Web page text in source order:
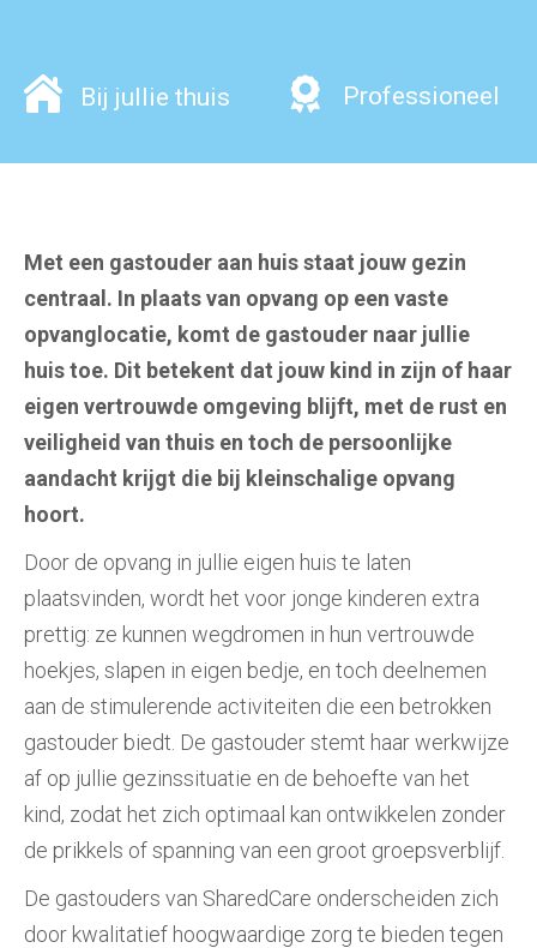
Bij jullie thuis Professioneel
Met een gastouder aan huis staat jouw gezin
centraal. In plaats van opvang op een vaste
opvanglocatie, komt de gastouder naar jullie
huis toe. Dit betekent dat jouw kind in zijn of haar
eigen vertrouwde omgeving blijft, met de rust en
veiligheid van thuis en toch de persoonlijke
aandacht krijgt die bij kleinschalige opvang
hoort.
Door de opvang in jullie eigen huis te laten
plaatsvinden, wordt het voor jonge kinderen extra
prettig: ze kunnen wegdromen in hun vertrouwde
hoekjes, slapen in eigen bedje, en toch deelnemen
aan de stimulerende activiteiten die een betrokken
gastouder biedt. De gastouder stemt haar werkwijze
af op jullie gezinssituatie en de behoefte van het
kind, zodat het zich optimaal kan ontwikkelen zonder
de prikkels of spanning van een groot groepsverblijf.
De gastouders van SharedCare onderscheiden zich
door kwalitatief hoogwaardige zorg te bieden tegen